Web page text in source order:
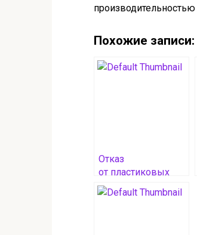
Похожие записи:
Отказ
от пластиковых
контейнеров
и другие способы